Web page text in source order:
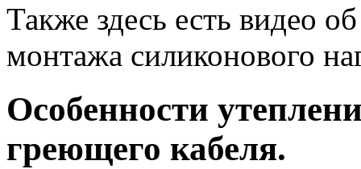
Также здесь есть видео
монтажа силиконового
Особенности
греющего кабеля.